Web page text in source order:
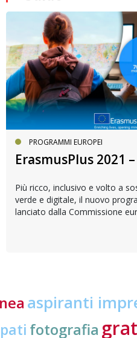
PROGRAMMI EUROPEI
ErasmusPlus 2021
Più ricco, inclusivo e volto a
verde e digitale, il nuovo
lanciato dalla Commissione
aspiranti
fotografia